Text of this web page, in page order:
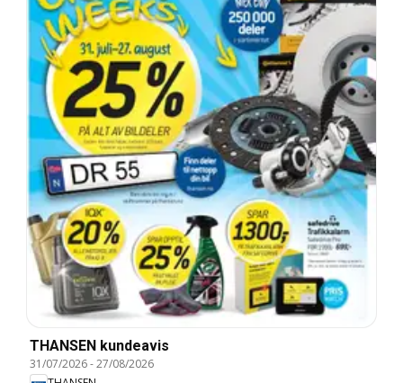
THANSEN kundeavis
31/07/2026-27/08/2026